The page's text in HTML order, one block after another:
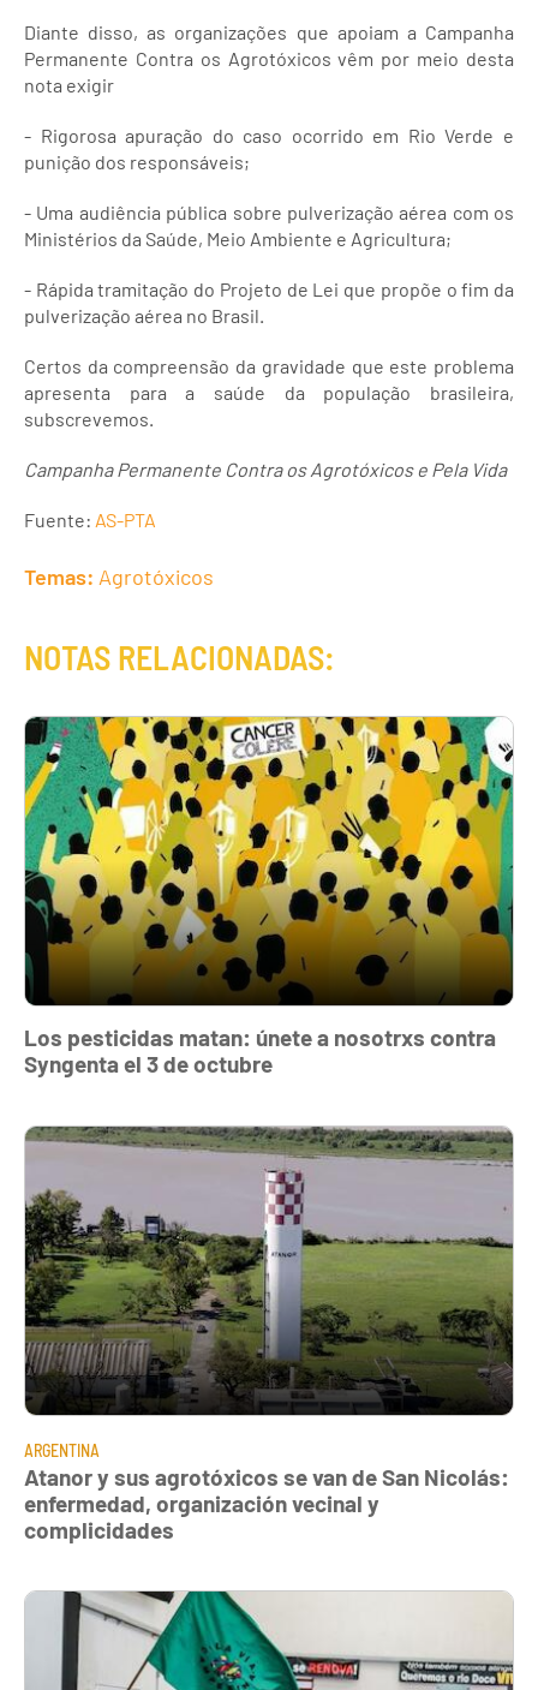
Diante disso, as organizações que apoiam a Campanha
Permanente Contra os Agrotóxicos vêm por meio desta
nota exigir
- Rigorosa apuração do caso ocorrido em Rio Verde e
punição dos responsáveis;
- Uma audiência pública sobre pulverização aérea com os
Ministérios da Saúde, Meio Ambiente e Agricultura;
- Rápida tramitação do Projeto de Lei que propõe o fim da
pulverização aérea no Brasil.
Certos da compreensão da gravidade que este problema
apresenta para a saúde da população brasileira,
subscrevemos.
Campanha Permanente Contra os Agrotóxicos e Pela Vida
Fuente: AS-PTA
Temas: Agrotóxicos
NOTAS RELACIONADAS:
Los pesticidas matan: únete a nosotrxs contra
Syngenta el 3 de octubre
ARGENTINA
Atanor y sus agrotóxicos se van de San Nicolás:
enfermedad, organización vecinal y
complicidades